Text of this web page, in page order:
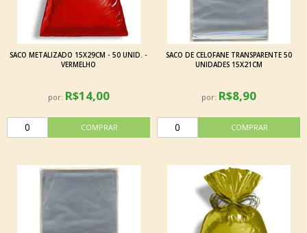
SACO METALIZADO 15X29CM - 50 UNID. -
VERMELHO
por: R$14,00
SACO DE CELOFANE TRANSPARENTE 50
UNIDADES 15X21CM
por: R$8,90